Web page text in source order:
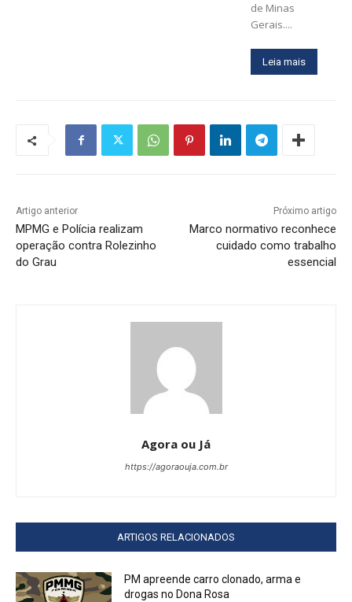
de Minas
Gerais....
Leia mais
Artigo anterior
MPMG e Polícia realizam
operação contra Rolezinho
do Grau
Próximo artigo
Marco normativo reconhece
cuidado como trabalho
essencial
Agora ou Já
https://agoraouja.com.br
ARTIGOS RELACIONADOS
PM apreende carro clonado, arma e
drogas no Dona Rosa